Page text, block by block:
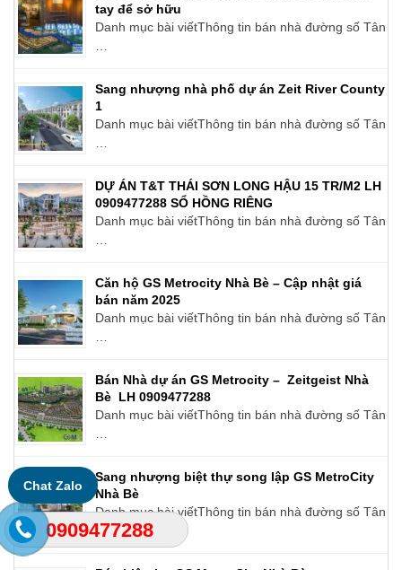
tay để sở hữu
Danh mục bài viếtThông tin bán nhà đường số Tân
Sang nhượng nhà phố dự án Zeit River County
1
Danh mục bài viếtThông tin bán nhà đường số Tân
DỰ ÁN T&T THÁI SƠN LONG HẬU 15 TR/M2 LH
0909477288 SỔ HỒNG RIÊNG
Danh mục bài viếtThông tin bán nhà đường số Tân
Căn hộ GS Metrocity Nhà Bè – Cập nhật giá
bán năm 2025
Danh mục bài viếtThông tin bán nhà đường số Tân
Bán Nhà dự án GS Metrocity – Zeitgeist Nhà
Bè LH 0909477288
Danh mục bài viếtThông tin bán nhà đường số Tân
Sang nhượng biệt thự song lập GS MetroCity
Nhà Bè
Danh mục bài viếtThông tin bán nhà đường số Tân
…
Chat Zalo
0909477288